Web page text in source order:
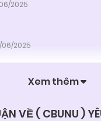
2025
06/2025
Xem thêm
VỀ ( CBUNU )